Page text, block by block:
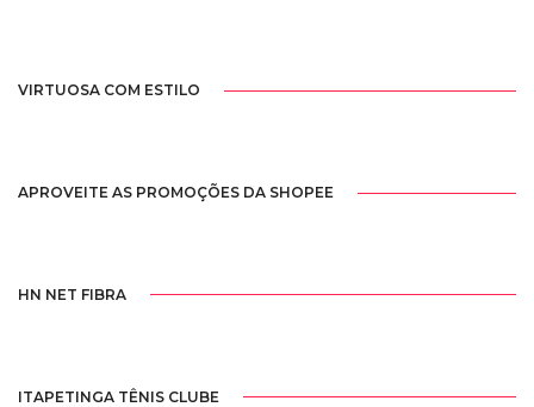
VIRTUOSA COM ESTILO
APROVEITE AS PROMOÇÕES DA SHOPEE
HN NET FIBRA
ITAPETINGA TÊNIS CLUBE